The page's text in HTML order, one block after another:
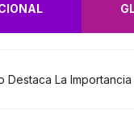
Destaca La